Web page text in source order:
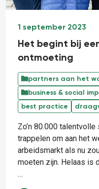
1 september 2023
Het begint bij
ontmoeting
partners aan het
business & social
best practice
Zo’n 80.000
trappelen om aan het
arbeidsmarkt als nu
moeten zijn. Helaas is
…